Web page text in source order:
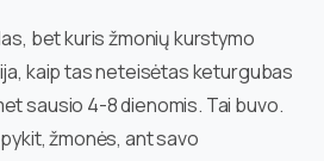
bet kuris žmonių kurstymo
kaip tas neteisėtas keturgubas
sausio 4-8 dienomis. Tai buvo.
žmonės, ant savo